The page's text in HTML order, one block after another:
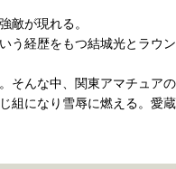
敵が現れる。
う経歴をもつ結城光とラウン
そんな中、関東アマチュアの
組になり雪辱に燃える。愛蔵